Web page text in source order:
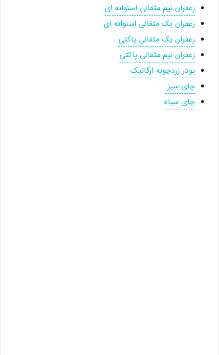
زعفران نیم مثقالی استوانه ای
زعفران یک مثقالی استوانه ای
زعفران یک مثقالی پاکتی
زعفران نیم مثقالی پاکتی
پودر زردچوبه ارگانیک
چای سبز
چای سیاه